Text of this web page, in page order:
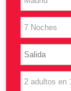
Islas
Caribe
Grandes